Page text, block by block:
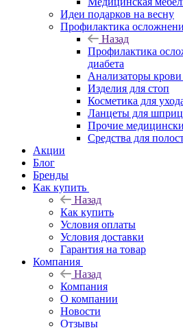
Идеи подарков на весну
Профилактика
Назад
Профилактика
диабета
Анализаторы
Изделия для стоп
Косметика для
Ланцеты для
Прочие
Средства для
Акции
Блог
Бренды
Как купить
Назад
Как купить
Условия оплаты
Условия доставки
Гарантия на товар
Компания
Назад
Компания
О компании
Новости
Отзывы